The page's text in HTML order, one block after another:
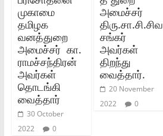
முகாமை
தமிழக
வனத்துறை
அமைச்சர் கா.
ராமச்சந்திரன்
அவர்கள்
தொடங்கி
வைத்தார்
30 October
2022
0
அமைச்சர்
திரு.சா.சி.சிவ
சங்கர்
அவர்கள்
திறந்து
வைத்தார்.
20 November
2022
0